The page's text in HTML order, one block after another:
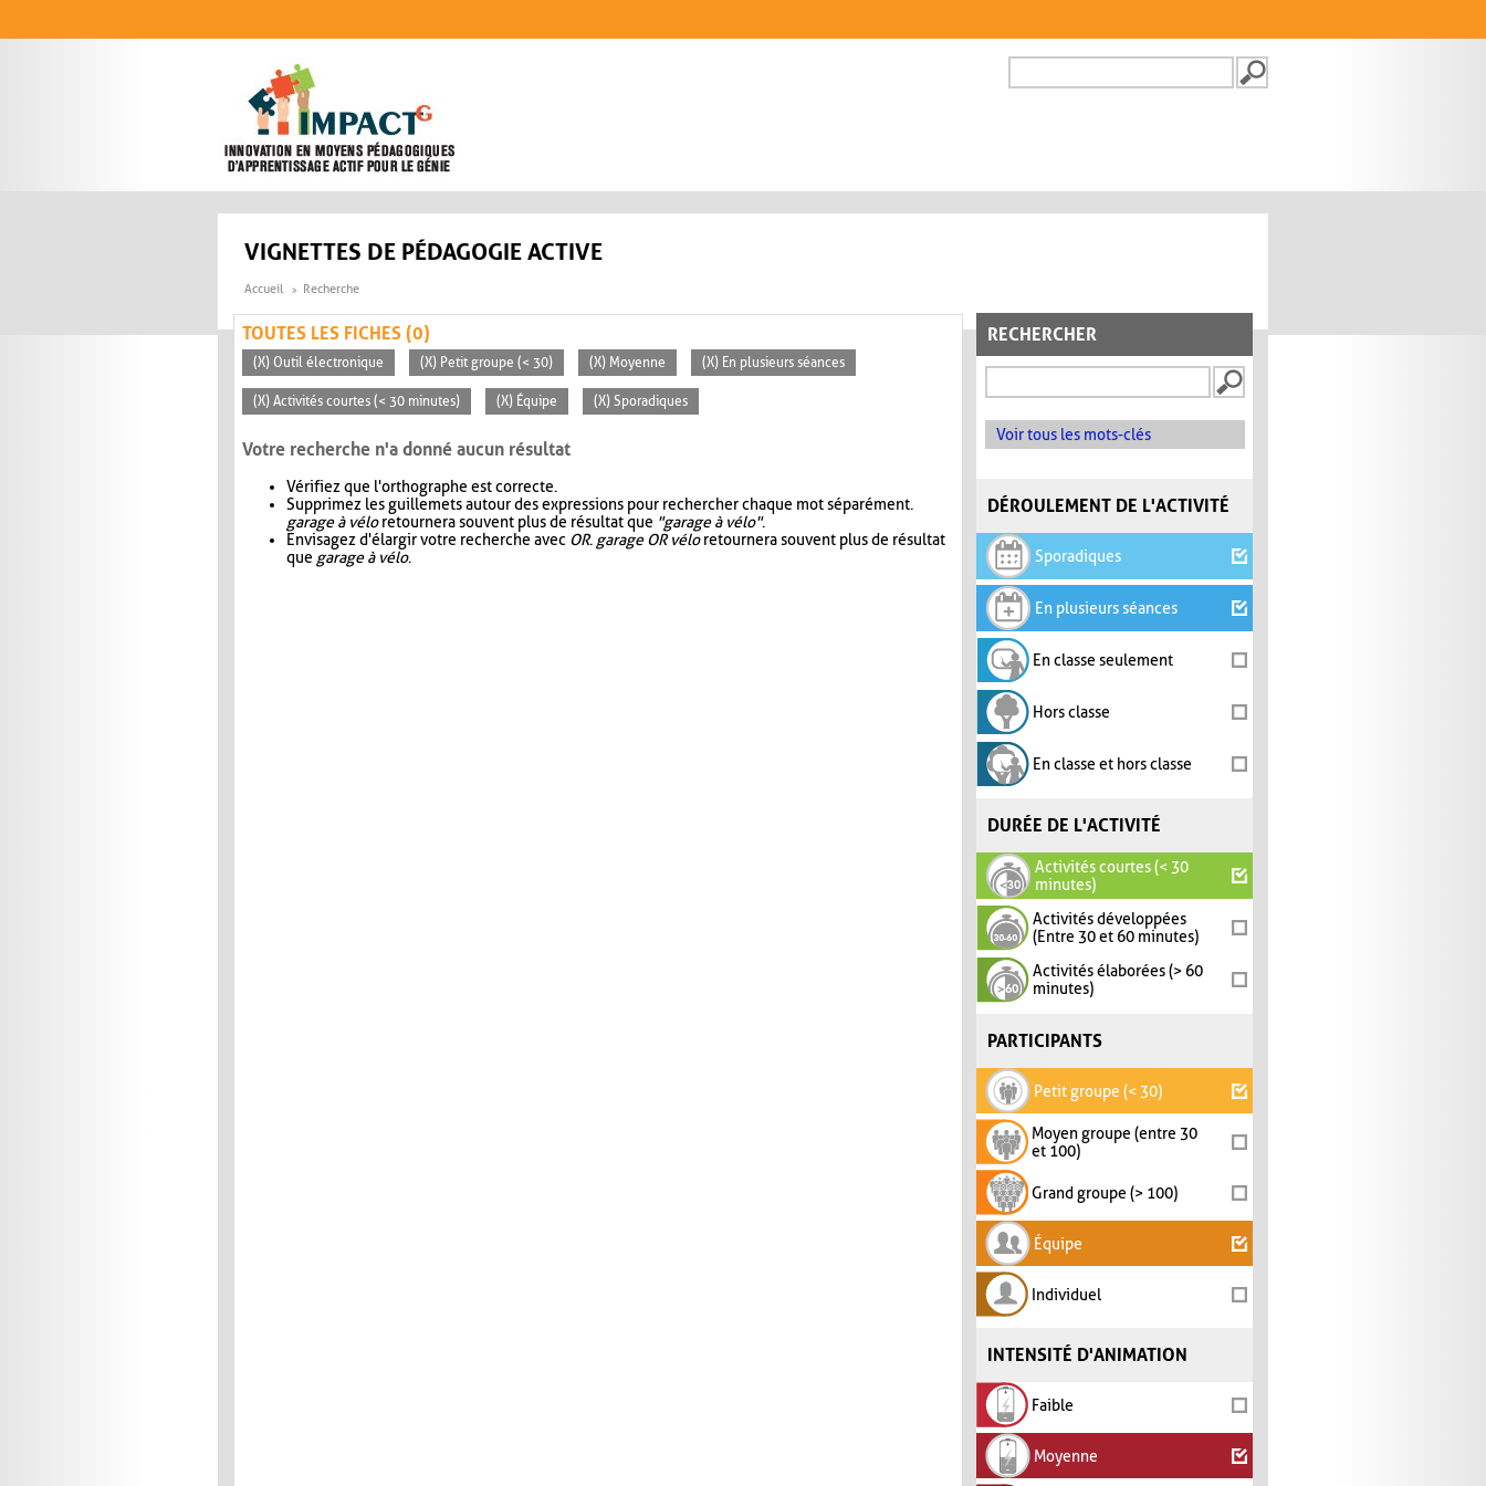
FORMULAIRE DE
VIGNETTES DE PÉDAGOGIE ACTIVE
Accueil Recherche
RECHERCHER
Voir tous les mots-clés
DÉROULEMENT DE L'ACTIVITÉ
Sporadiques
En plusieurs séances
En classe seulement
Hors classe
En classe et hors classe
DURÉE DE L'ACTIVITÉ
Activités courtes (< 30
minutes)
Activités développées
(Entre 30 et 60 minutes)
Activités élaborées (> 60
minutes)
PARTICIPANTS
Petit groupe (< 30)
Moyen groupe (entre 30
et 100)
Grand groupe (> 100)
Équipe
Individuel
INTENSITÉ D'ANIMATION
Faible
Moyenne
TOUTES LES FICHES (0)
(X) Outil électronique (X) Petit groupe (< 30) (X) Moyenne (X) En plusieurs séances
(X) Activités courtes (< 30 minutes) (X) Équipe (X) Sporadiques
Votre recherche n'a donné aucun résultat
Vérifiez que l'orthographe est correcte.
Supprimez les guillemets autour des expressions pour rechercher chaque mot séparément.
garage à véloretournera souvent plus de résultat que "garage à vélo".
Envisagez d'élargir votre recherche avec OR. garage OR véloretournera souvent plus de résultat
que garage à vélo.